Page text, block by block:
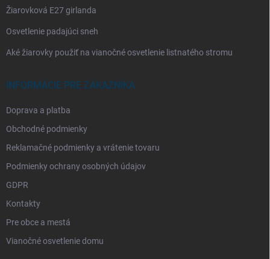
Žiarovková E27 girlanda
Osvetlenie padajúci sneh
Aké žiarovky použiť na vianočné osvetlenie listnatého stromu
INFORMÁCIE PRE ZÁKAZNÍKA
Doprava a platba
Obchodné podmienky
Reklamačné podmienky a vrátenie tovaru
Podmienky ochrany osobných údajov
GDPR
Kontakty
Pre obce a mestá
Vianočné osvetlenie domu